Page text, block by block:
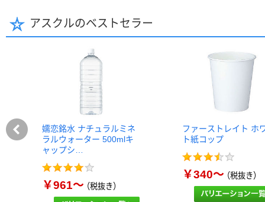
アスクルのベストセラー
嬬恋銘水 ナチュラルミネ
ラルウォーター 500mlキ
ャップシ…
￥961～（税抜き）
ファーストレイト ホ
ト紙コップ
￥340～（税抜き）